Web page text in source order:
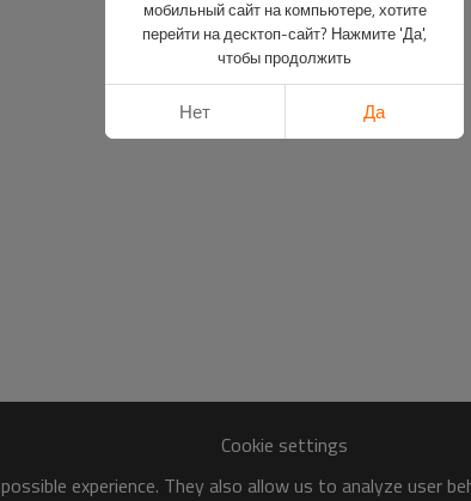
Cookie settings
experience. They also allow us to analyze user
мобильный сайт на компьютере, хотите
перейти на десктоп-сайт? Нажмите 'Да',
чтобы продолжить
Нет Да